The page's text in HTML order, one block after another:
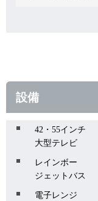
設備
42・55インチ
大型テレビ
レインボー
ジェットバス
電子レンジ